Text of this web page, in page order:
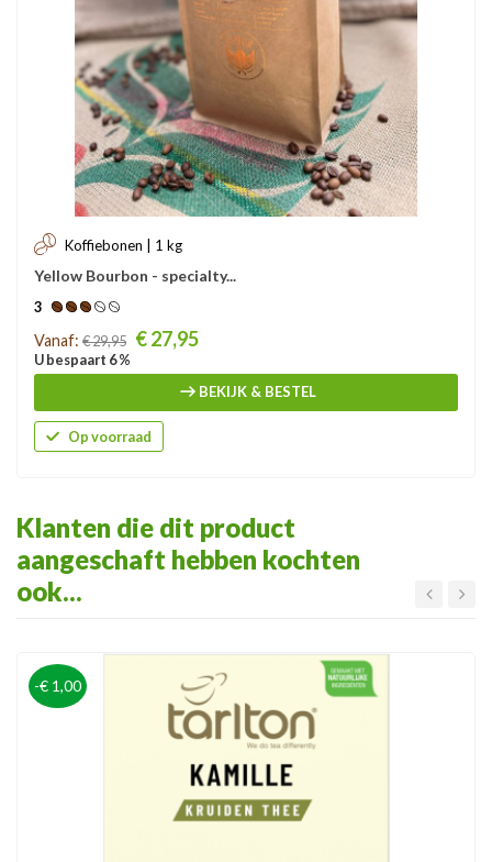
Koffiebonen | 1 kg
Yellow Bourbon - specialty...
3
Prijs
Vanaf: € 29,95 € 27,95
U bespaart 6 %
BEKIJK & BESTEL
Op voorraad
Klanten die dit product
aangeschaft hebben kochten
ook...
-€ 1,00